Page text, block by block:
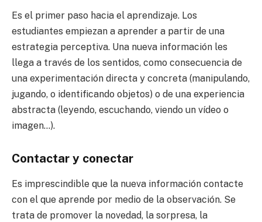
Es el primer paso hacia el aprendizaje. Los
estudiantes empiezan a aprender a partir de una
estrategia perceptiva. Una nueva información les
llega a través de los sentidos, como consecuencia de
una experimentación directa y concreta (manipulando,
jugando, o identificando objetos) o de una experiencia
abstracta (leyendo, escuchando, viendo un vídeo o
imagen…).
Contactar y conectar
Es imprescindible que la nueva información contacte
con el que aprende por medio de la observación. Se
trata de promover la novedad, la sorpresa, la